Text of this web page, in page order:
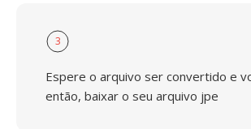
3
Espere o arquivo ser convertido e
então, baixar o seu arquivo jpe